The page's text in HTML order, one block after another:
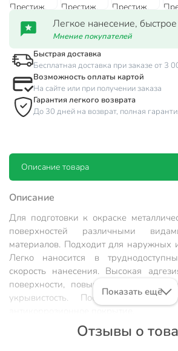
Легкое нанесение,
Мнение покупателей
Быстрая доставка
Бесплатная доставка при заказе от 3
Возможность оплаты картой
На сайте или при получении заказа
Гарантия легкого возврата
До 30 дней на возврат, полная
Описание товара
Описание
Для подготовки к окраске
поверхностей различными
материалов. Подходит для наружных
Легко наносится в
скорость нанесения. Высокая
поверхности, повышенная
укрывистость. После высыхания
Состав: Алкидная
Показать ещё
Отзывы о